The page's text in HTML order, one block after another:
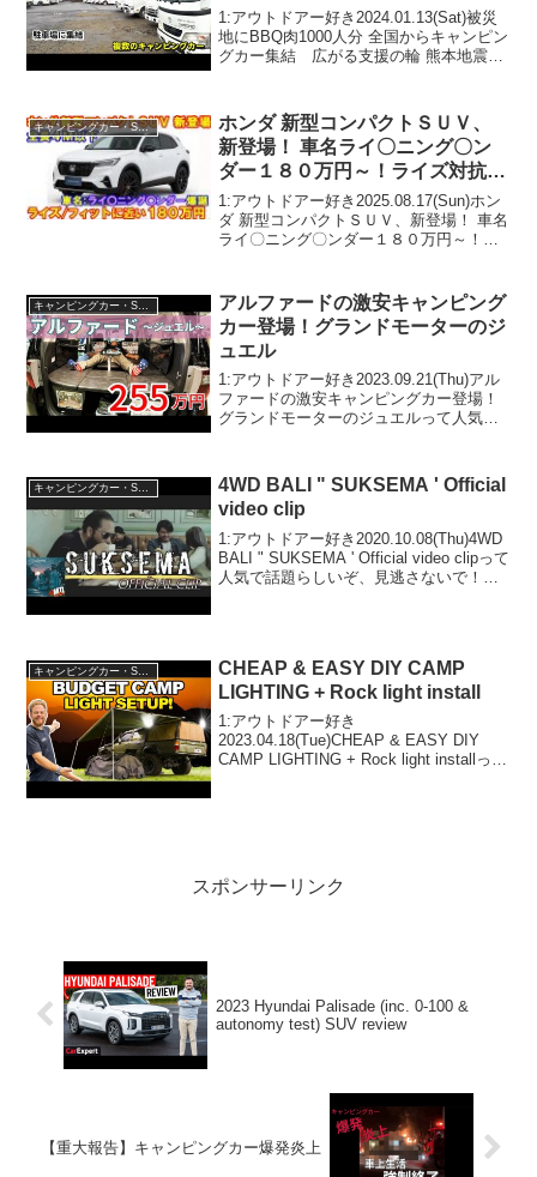
「恩返し」
1:アウトドアー好き2024.01.13(Sat)被災
地にBBQ肉1000人分 全国からキャンピン
グカー集結 広がる支援の輪 熊本地震の
ー好き2024.01.13(S...
キャンピングカー・SUV人気車種
ホンダ 新型コンパクトＳＵＶ、
新登場！ 車名ライ〇ニング〇ン
ダー１８０万円～！ライズ対抗車
種
1:アウトドアー好き2025.08.17(Sun)ホン
ダ 新型コンパクトＳＵＶ、新登場！ 車名
ライ〇ニング〇ンダー１８０万円～！ラ
2025.08.17(Sun)この動画...
アルファードの激安キャンピング
カー登場！グランドモーターのジ
ュエル
1:アウトドアー好き2023.09.21(Thu)アル
ファードの激安キャンピングカー登場！
グランドモーターのジュエルって人気で
注目です！3:アウトドア...
キャンピングカー・SUV人気車種
4WD BALI " SUKSEMA ' Official
video clip
1:アウトドアー好き2020.10.08(Thu)4WD
BALI " SUKSEMA ' Official video clipって
人気で話題らしいぞ、見逃さないで！！
CHEAP & EASY DIY CAMP
LIGHTING + Rock light install
1:アウトドアー好き
2023.04.18(Tue)CHEAP & EASY DIY
CAMP LIGHTING + Rock light installって
スポンサーリンク
2023 Hyundai Palisade (inc. 0-100 &
autonomy test) SUV review
【重大報告】キャンピングカー爆発炎上